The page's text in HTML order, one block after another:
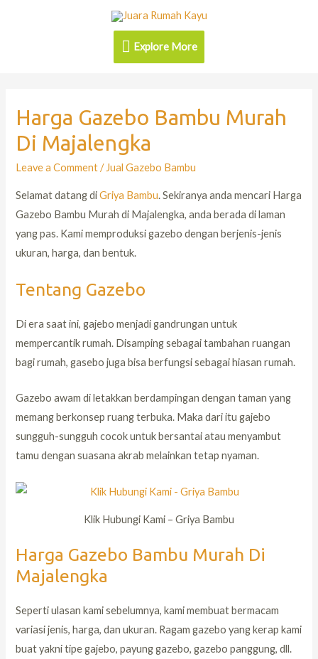
Explore More
Harga Gazebo Bambu Murah
Di Majalengka
Leave a Comment / Jual Gazebo Bambu
Selamat datang diGriya Bambu. Sekiranya anda mencari Harga
Gazebo Bambu Murah di Majalengka, anda berada di laman
yang pas. Kami memproduksi gazebo dengan berjenis-jenis
ukuran, harga, dan bentuk.
Tentang Gazebo
Di era saat ini, gajebo menjadi gandrungan untuk
mempercantik rumah. Disamping sebagai tambahan ruangan
bagi rumah, gasebo juga bisa berfungsi sebagai hiasan rumah.
Gazebo awam di letakkan berdampingan dengan taman yang
memang berkonsep ruang terbuka. Maka dari itu gajebo
sungguh-sungguh cocok untuk bersantai atau menyambut
tamu dengan suasana akrab melainkan tetap nyaman.
Klik Hubungi Kami – Griya Bambu
Harga Gazebo Bambu Murah Di
Majalengka
Seperti ulasan kami sebelumnya, kami membuat bermacam
variasi jenis, harga, dan ukuran. Ragam gazebo yang kerap kami
buat yakni tipe gajebo, payung gazebo, gazebo panggung, dll.